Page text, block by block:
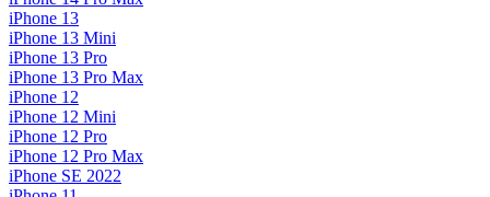
iPhone 13
iPhone 13 Mini
iPhone 13 Pro
iPhone 13 Pro Max
iPhone 12
iPhone 12 Mini
iPhone 12 Pro
iPhone 12 Pro Max
iPhone SE 2022